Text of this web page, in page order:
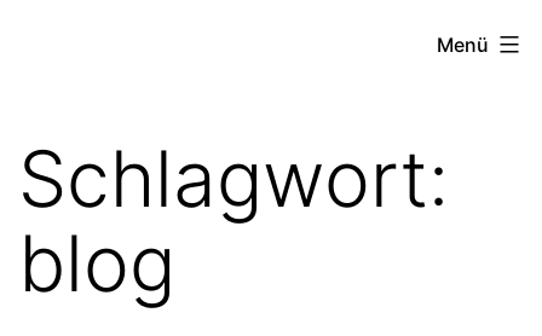
Menü
Schlagwort:
blog